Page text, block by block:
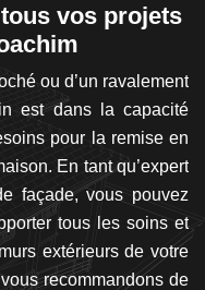
vos projets
ou d’un ravalement
est dans la capacité
pour la remise en
En tant qu’expert
façade, vous pouvez
tous les soins et
extérieurs de votre
recommandons de